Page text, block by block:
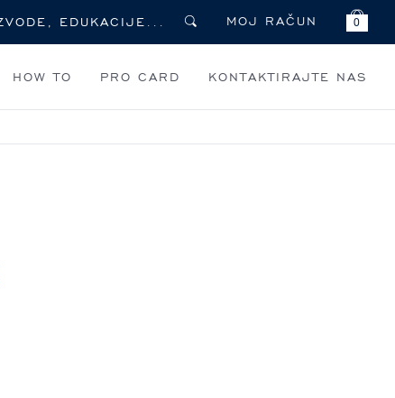
MOJ RAČUN 0
HOW TO PRO CARD KONTAKTIRAJTE NAS